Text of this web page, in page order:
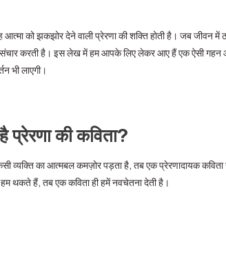
आत्मा को झकझोर देने वाली प्रेरणा की शक्ति होती है। जब जीवन
करती है। इस लेख में हम आपके लिए लेकर आए हैं एक ऐसी गहन
भी लाएगी।
की कविता?
व्यक्ति का आत्मबल कमज़ोर पड़ता है, तब एक प्रेरणादायक
थकते हैं, तब एक कविता ही हमें नवचेतना देती है।